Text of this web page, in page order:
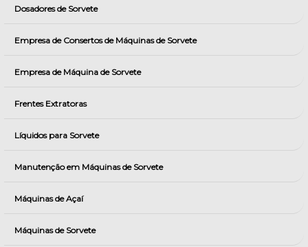
Dosadores de Sorvete
Empresa de Consertos de Máquinas de Sorvete
Empresa de Máquina de Sorvete
Frentes Extratoras
Líquidos para Sorvete
Manutenção em Máquinas de Sorvete
Máquinas de Açaí
Máquinas de Sorvete